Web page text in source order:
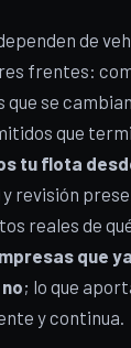
de
frentes:
se
que
tu flota
revisión
reales de
que
; lo que
y continua.